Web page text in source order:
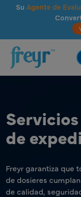
Saltar al contenido
Su Agente de
.
de
Freyr garantiza que
de dosieres
de calidad,